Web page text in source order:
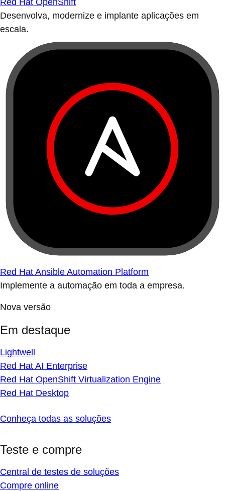
Red Hat OpenShift
Desenvolva, modernize e implante aplicações em
escala.
Red Hat Ansible Automation Platform
Implemente a automação em toda a empresa.
Nova versão
Em destaque
Lightwell
Red Hat AI Enterprise
Red Hat OpenShift Virtualization Engine
Red Hat Desktop
Conheça todas as soluções
Teste e compre
Central de testes de soluções
Compre online